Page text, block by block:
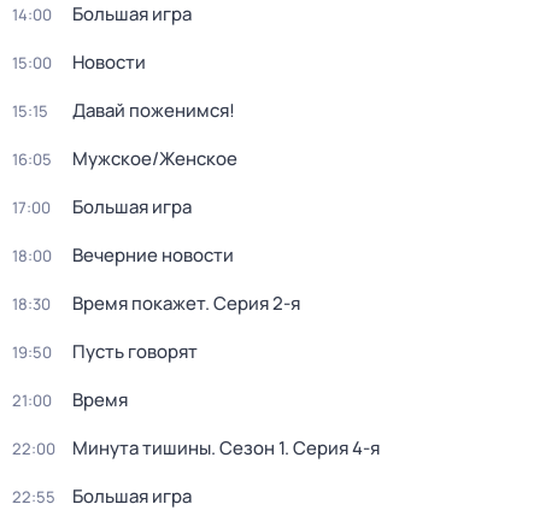
14:00 Большая игра
15:00 Новости
15:15 Давай поженимся!
16:05 Мужское/Женское
17:00 Большая игра
18:00 Вечерние новости
18:30 Время покажет. Серия 2-я
19:50 Пусть говорят
21:00 Время
22:00 Минута тишины. Сезон 1. Серия 4-я
22:55 Большая игра